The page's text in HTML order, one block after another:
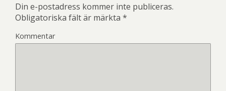
Din e-postadress kommer inte publiceras.
Obligatoriska fält är märkta *
Kommentar